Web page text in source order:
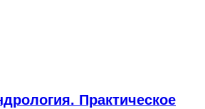
Практическое